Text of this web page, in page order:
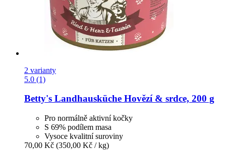
2 varianty
5.0 (1)
Betty's Landhausküche Hovězí & srdce, 200 g
Pro normálně aktivní kočky
S 69% podílem masa
Vysoce kvalitní suroviny
70,00 Kč (350,00 Kč / kg)